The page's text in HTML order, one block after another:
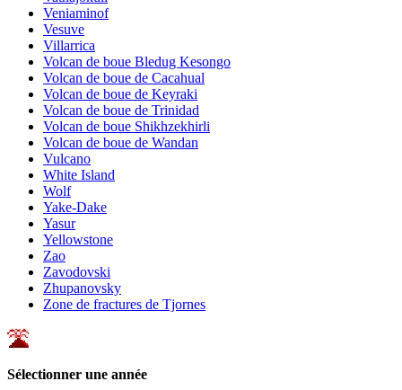
Veniaminof
Vesuve
Villarrica
Volcan de boue Bledug Kesongo
Volcan de boue de Cacahual
Volcan de boue de Keyraki
Volcan de boue de Trinidad
Volcan de boue Shikhzekhirli
Volcan de boue de Wandan
Vulcano
White Island
Wolf
Yake-Dake
Yasur
Yellowstone
Zao
Zavodovski
Zhupanovsky
Zone de fractures de Tjornes
Sélectionner une année